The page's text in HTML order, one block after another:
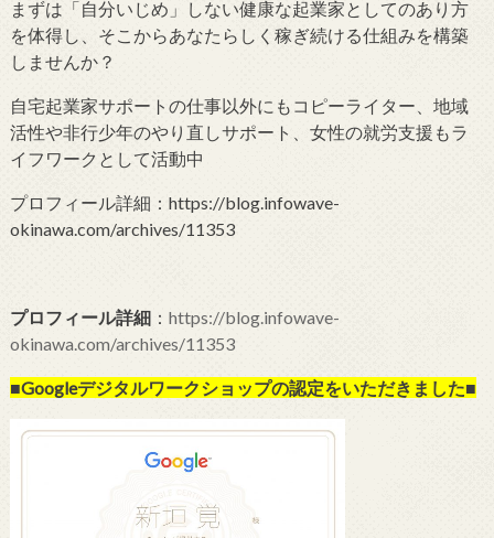
まずは「自分いじめ」しない健康な起業家としてのあり方
を体得し、そこからあなたらしく稼ぎ続ける仕組みを構築
しませんか？
自宅起業家サポートの仕事以外にもコピーライター、地域
活性や非行少年のやり直しサポート、女性の就労支援もラ
イフワークとして活動中
プロフィール詳細：https://blog.infowave-
okinawa.com/archives/11353
プロフィール詳細： https://blog.infowave-
okinawa.com/archives/11353
■Googleデジタルワークショップの認定をいただきました■